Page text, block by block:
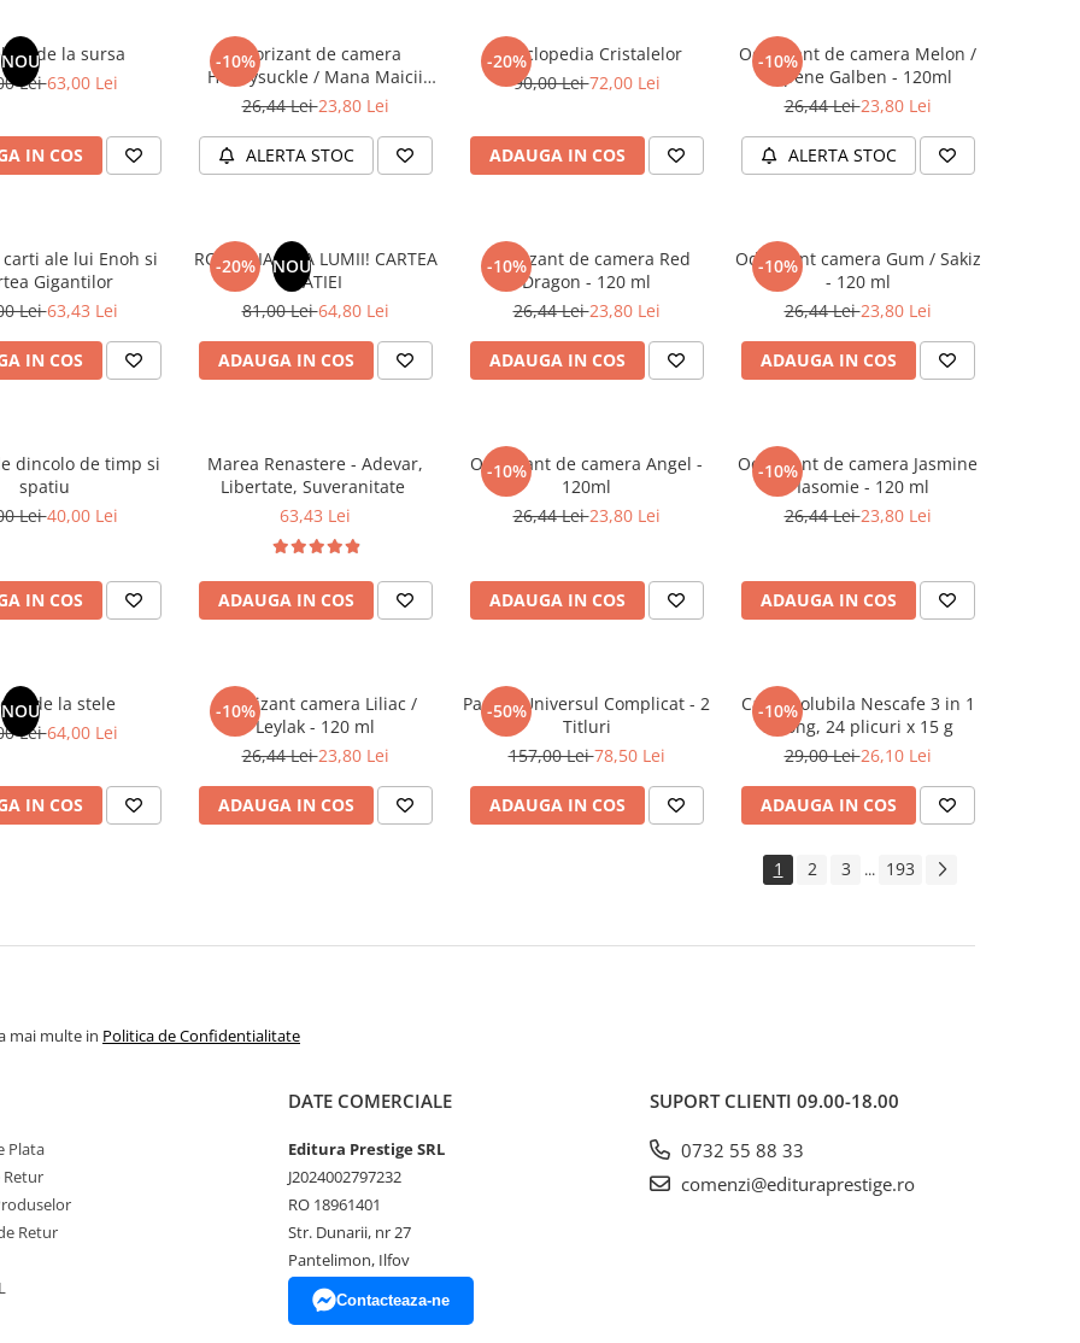
NOUde la sursa
Lei63,00 Lei
IN COS
-10%
Odorizant de camera
Honeysuckle / Mana Maicii
Domnului - 120 ml
26,44 Lei23,80 Lei
ALERTA STOC
-20%
Enciclopedia Cristalelor
90,00 Lei72,00 Lei
ADAUGA IN COS
-10%
Odorizant de camera Melon /
Pepene Galben - 120ml
26,44 Lei23,80 Lei
ALERTA STOC
ale lui Enoh si
Gigantilor
Lei63,43 Lei
IN COS
-20% NOU
ROMANIA, AXA LUMII! CARTEA
NATIEI
81,00 Lei64,80 Lei
ADAUGA IN COS
-10%
Odorizant de camera Red
Dragon - 120 ml
26,44 Lei23,80 Lei
ADAUGA IN COS
-10%
Odorizant camera Gum / Sakiz
- 120 ml
26,44 Lei23,80 Lei
ADAUGA IN COS
dincolo de timp si
spatiu
Lei40,00 Lei
IN COS
Marea Renastere - Adevar,
Libertate, Suveranitate
63,43 Lei
ADAUGA IN COS
-10%
Odorizant de camera Angel -
120ml
26,44 Lei23,80 Lei
ADAUGA IN COS
-10%
Odorizant de camera Jasmine
/ Iasomie - 120 ml
26,44 Lei23,80 Lei
ADAUGA IN COS
NOUde la stele
Lei64,00 Lei
IN COS
-10%
Odorizant camera Liliac /
Leylak - 120 ml
26,44 Lei23,80 Lei
ADAUGA IN COS
-50%
Pachet Universul Complicat - 2
Titluri
157,00 Lei78,50 Lei
ADAUGA IN COS
-10%
Cafea solubila Nescafe 3 in 1
Strong, 24 plicuri x 15 g
29,00 Lei26,10 Lei
ADAUGA IN COS
1 2 3 ... 193
mai multe in Politica de Confidentialitate
Plata
Retur
Retur
DATE COMERCIALE
Editura Prestige SRL
J2024002797232
RO 18961401
Str. Dunarii, nr 27
Pantelimon, Ilfov
Contacteaza-ne
SUPORT CLIENTI 09.00-18.00
0732 55 88 33
comenzi@edituraprestige.ro